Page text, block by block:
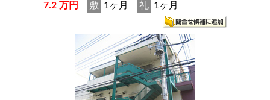
7.2 万円 敷 1ヶ月 礼 1ヶ月